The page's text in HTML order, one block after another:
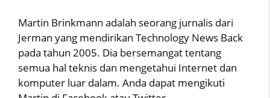
Martin Brinkmann adalah seorang jurnalis dari
Jerman yang mendirikan Technology News Back
pada tahun 2005. Dia bersemangat tentang
semua hal teknis dan mengetahui Internet dan
komputer luar dalam. Anda dapat mengikuti